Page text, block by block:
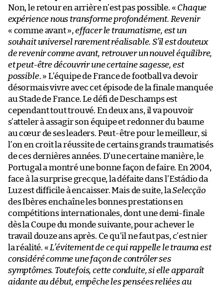
Non, le retour en arrière n’est pas possible. « Chaque
expérience nous transforme profondément. Revenir
« comme avant », effacer le traumatisme, est un
souhait universel rarement réalisable. S’il est douteux
de revenir comme avant, retrouver un nouvel équilibre,
et peut-être découvrir une certaine sagesse, est
possible. » L’équipe de France de football va devoir
désormais vivre avec cet épisode de la finale manquée
au Stade de France. Le défi de Deschamps est
cependant tout trouvé. En deux ans, il va pouvoir
s’atteler à assagir son équipe et redonner du baume
au cœur de ses leaders. Peut-être pour le meilleur, si
l’on en croit la réussite de certains grands traumatisés
de ces dernières années. D’une certaine manière, le
Portugal a montré une bonne façon de faire. En 2004,
face à la surprise grecque, la défaite dans l’Estádio da
Luz est difficile à encaisser. Mais de suite, laSelecção
des Ibères enchaîne les bonnes prestations en
compétitions internationales, dont une demi-finale
dès la Coupe du monde suivante, pour achever le
travail douze ans après. Ce qu’il ne faut pas, c’est nier
la réalité. « L’évitement de ce qui rappelle le trauma est
considéré comme une façon de contrôler ses
symptômes. Toutefois, cette conduite, si elle apparaît
aidante au début, empêche les pensées reliées au